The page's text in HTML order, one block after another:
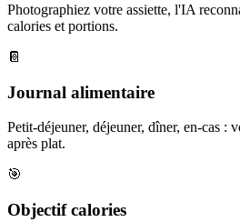
Photographiez votre assiette, l'IA
calories et portions.
📔
Journal alimentaire
Petit-déjeuner, déjeuner, dîner, en-cas :
après plat.
🎯
Objectif calories